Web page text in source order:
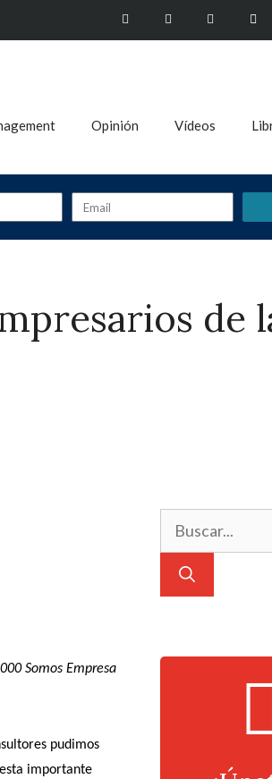
Opinión Vídeos
de
Somos Empresa
pudimos
importante